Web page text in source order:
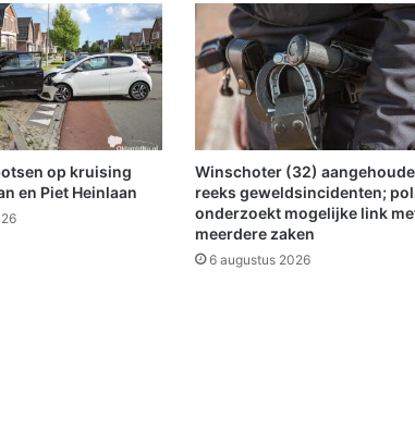
e
n
v
o
o
r
e
n
o
op kruising
en Piet Heinlaan
Winschoter (32)
reeks geweldsincidenten;
onderzoekt mogelijke link
meerdere zaken
6 augustus 2026